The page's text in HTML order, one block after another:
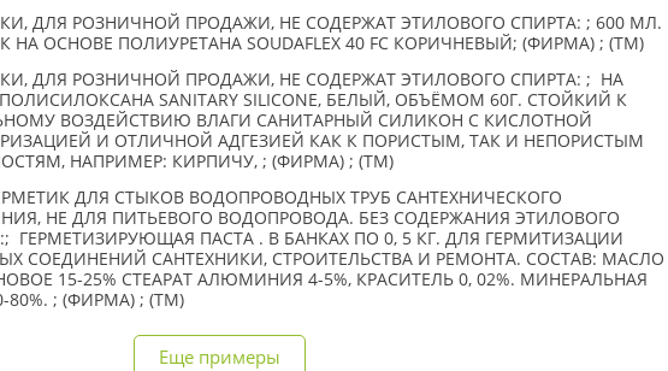
ДЛЯ РОЗНИЧНОЙ ПРОДАЖИ, НЕ СОДЕРЖАТ ЭТИЛОВОГО СПИРТА: ; 600 МЛ.
НА ОСНОВЕ ПОЛИУРЕТАНА SOUDAFLEX 40 FC КОРИЧНЕВЫЙ; (ФИРМА) ; (TM)
ДЛЯ РОЗНИЧНОЙ ПРОДАЖИ, НЕ СОДЕРЖАТ ЭТИЛОВОГО СПИРТА: ; НА
SANITARY SILICONE, БЕЛЫЙ, ОБЪЁМОМ 60Г. СТОЙКИЙ К
ВОЗДЕЙСТВИЮ ВЛАГИ САНИТАРНЫЙ СИЛИКОН С КИСЛОТНОЙ
И ОТЛИЧНОЙ АДГЕЗИЕЙ КАК К ПОРИСТЫМ, ТАК И НЕПОРИСТЫМ
НАПРИМЕР: КИРПИЧУ, ; (ФИРМА) ; (TM)
ДЛЯ СТЫКОВ ВОДОПРОВОДНЫХ ТРУБ САНТЕХНИЧЕСКОГО
НЕ ДЛЯ ПИТЬЕВОГО ВОДОПРОВОДА. БЕЗ СОДЕРЖАНИЯ ЭТИЛОВОГО
ГЕРМЕТИЗИРУЮЩАЯ ПАСТА . В БАНКАХ ПО 0, 5 КГ. ДЛЯ ГЕРМИТИЗАЦИИ
СОЕДИНЕНИЙ САНТЕХНИКИ, СТРОИТЕЛЬСТВА И РЕМОНТА. СОСТАВ: МАСЛО
15-25% СТЕАРАТ АЛЮМИНИЯ 4-5%, КРАСИТЕЛЬ 0, 02%. МИНЕРАЛЬНАЯ
80%. ; (ФИРМА) ; (TM)
Еще примеры